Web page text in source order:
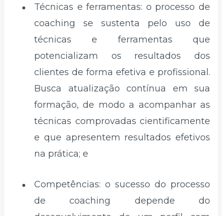
Técnicas e ferramentas: o processo de
coaching se sustenta pelo uso de
técnicas e ferramentas que
potencializam os resultados dos
clientes de forma efetiva e profissional.
Busca atualização contínua em sua
formação, de modo a acompanhar as
técnicas comprovadas cientificamente
e que apresentem resultados efetivos
na prática; e
Competências: o sucesso do processo
de coaching depende do